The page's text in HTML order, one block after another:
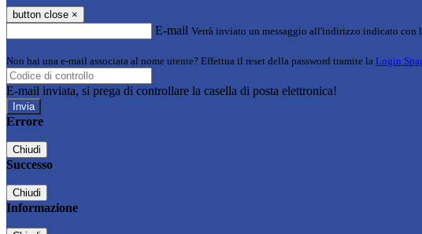
button close ×
E-mail Verrà inviato un messaggio all'indirizzo indicato con
Non hai una e-mail associata al nome utente? Effettua il reset della password tramite la Login
E-mail inviata, si prega di controllare la casella di posta elettronica!
Errore
Chiudi
Successo
Chiudi
Informazione